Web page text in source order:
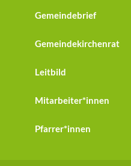
Gemeindebrief
Gemeindekirchenrat
Leitbild
Mitarbeiter*innen
Pfarrer*innen